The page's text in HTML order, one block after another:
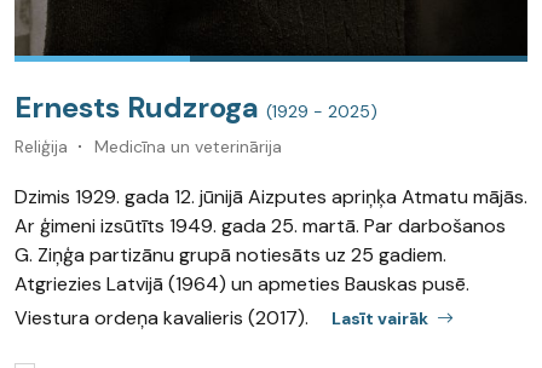
Ernests Rudzroga (1929 - 2025)
Reliģija
Medicīna un veterinārija
Dzimis 1929. gada 12. jūnijā Aizputes apriņķa Atmatu mājās.
Ar ģimeni izsūtīts 1949. gada 25. martā. Par darbošanos
G. Ziņģa partizānu grupā notiesāts uz 25 gadiem.
Atgriezies Latvijā (1964) un apmeties Bauskas pusē.
Viestura ordeņa kavalieris (2017).
Lasīt vairāk